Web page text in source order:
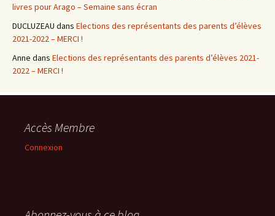
livres pour Arago – Semaine sans écran
DUCLUZEAU dans Elections des représentants des parents d’élèves
2021-2022 – MERCI !
Anne dans Elections des représentants des parents d’élèves 2021-
2022 – MERCI !
Accès Membre
Connexion